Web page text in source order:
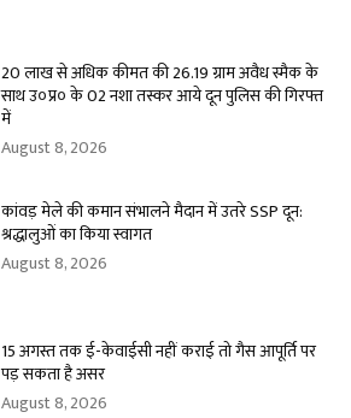
20 लाख से अधिक कीमत की 26.19 ग्राम अवैध स्मैक के
साथ उ०प्र० के 02 नशा तस्कर आये दून पुलिस की गिरफ्त
में
August 8, 2026
कांवड़ मेले की कमान संभालने मैदान में उतरे SSP दून:
श्रद्धालुओं का किया स्वागत
August 8, 2026
15 अगस्त तक ई-केवाईसी नहीं कराई तो गैस आपूर्ति पर
पड़ सकता है असर
August 8, 2026